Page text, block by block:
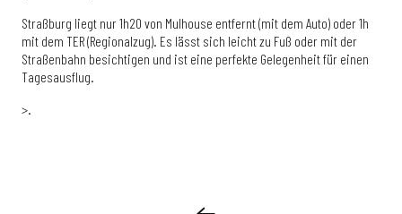
Straßburg liegt nur 1h20 von Mulhouse entfernt (mit dem Auto) oder 1h
mit dem TER (Regionalzug). Es lässt sich leicht zu Fuß oder mit der
Straßenbahn besichtigen und ist eine perfekte Gelegenheit für einen
Tagesausflug.
>.